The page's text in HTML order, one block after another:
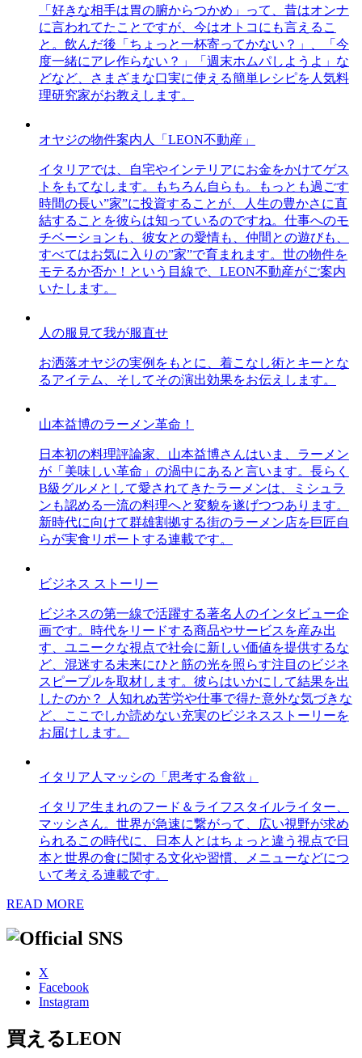
「好きな相手は胃の腑からつかめ」って、昔はオンナ
に言われてたことですが、今はオトコにも言えるこ
と。飲んだ後「ちょっと一杯寄ってかない？」、「今
度一緒にアレ作らない？」「週末ホムパしようよ」な
どなど、さまざまな口実に使える簡単レシピを人気料
理研究家がお教えします。
オヤジの物件案内人「LEON不動産」
イタリアでは、自宅やインテリアにお金をかけてゲス
トをもてなします。もちろん自らも。もっとも過ごす
時間の長い”家”に投資することが、人生の豊かさに直
結することを彼らは知っているのですね。仕事へのモ
チベーションも、彼女との愛情も、仲間との遊びも、
すべてはお気に入りの”家”で育まれます。世の物件を
モテるか否か！という目線で、LEON不動産がご案内
いたします。
人の服見て我が服直せ
お洒落オヤジの実例をもとに、着こなし術とキーとな
るアイテム、そしてその演出効果をお伝えします。
山本益博のラーメン革命！
日本初の料理評論家、山本益博さんはいま、ラーメン
が「美味しい革命」の渦中にあると言います。長らく
B級グルメとして愛されてきたラーメンは、ミシュラ
ンも認める一流の料理へと変貌を遂げつつあります。
新時代に向けて群雄割拠する街のラーメン店を巨匠自
らが実食リポートする連載です。
ビジネス ストーリー
ビジネスの第一線で活躍する著名人のインタビュー企
画です。時代をリードする商品やサービスを産み出
す、ユニークな視点で社会に新しい価値を提供するな
ど、混迷する未来にひと筋の光を照らす注目のビジネ
スピープルを取材します。彼らはいかにして結果を出
したのか？ 人知れぬ苦労や仕事で得た意外な気づきな
ど、ここでしか読めない充実のビジネスストーリーを
お届けします。
イタリア人マッシの「思考する食欲」
イタリア生まれのフード＆ライフスタイルライター、
マッシさん。世界が急速に繋がって、広い視野が求め
られるこの時代に、日本人とはちょっと違う視点で日
本と世界の食に関する文化や習慣、メニューなどにつ
いて考える連載です。
READ MORE
X
Facebook
Instagram
買えるLEON